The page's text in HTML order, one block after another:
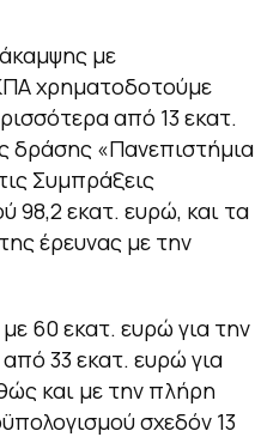
με
χρηματοδοτούμε
από 13 εκατ.
δράσης «Πανεπιστήμια
Συμπράξεις
98,2 εκατ. ευρώ, και τα
έρευνας με την
60 εκατ. ευρώ για την
33 εκατ. ευρώ για
και με την πλήρη
σχεδόν 13